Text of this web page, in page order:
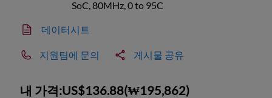
SoC, 80MHz, 0 to 95C
데이터시트
지원팀에 문의 게시물 공유
내 가격:US$136.88(₩195,862)